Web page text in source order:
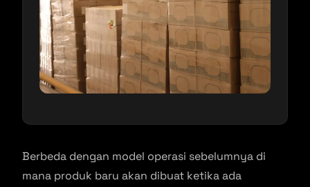
Berbeda dengan model operasi sebelumnya di
mana produk baru akan dibuat ketika ada